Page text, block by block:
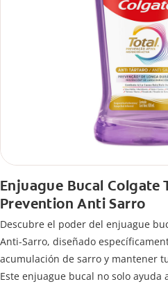
Enjuague Bucal Colgate
Prevention Anti Sarro
Descubre el poder del enjuague
Anti-Sarro, diseñado
acumulación de sarro y mantener
Este enjuague bucal no solo ayuda